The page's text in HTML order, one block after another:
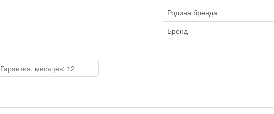
Родина бренда
Бренд
Гарантия, месяцев: 12